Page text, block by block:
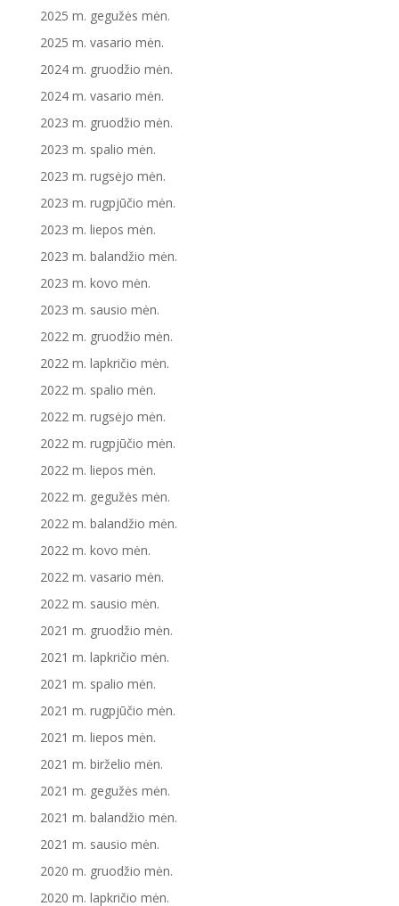
2025 m. gegužės mėn.
2025 m. vasario mėn.
2024 m. gruodžio mėn.
2024 m. vasario mėn.
2023 m. gruodžio mėn.
2023 m. spalio mėn.
2023 m. rugsėjo mėn.
2023 m. rugpjūčio mėn.
2023 m. liepos mėn.
2023 m. balandžio mėn.
2023 m. kovo mėn.
2023 m. sausio mėn.
2022 m. gruodžio mėn.
2022 m. lapkričio mėn.
2022 m. spalio mėn.
2022 m. rugsėjo mėn.
2022 m. rugpjūčio mėn.
2022 m. liepos mėn.
2022 m. gegužės mėn.
2022 m. balandžio mėn.
2022 m. kovo mėn.
2022 m. vasario mėn.
2022 m. sausio mėn.
2021 m. gruodžio mėn.
2021 m. lapkričio mėn.
2021 m. spalio mėn.
2021 m. rugpjūčio mėn.
2021 m. liepos mėn.
2021 m. birželio mėn.
2021 m. gegužės mėn.
2021 m. balandžio mėn.
2021 m. sausio mėn.
2020 m. gruodžio mėn.
2020 m. lapkričio mėn.